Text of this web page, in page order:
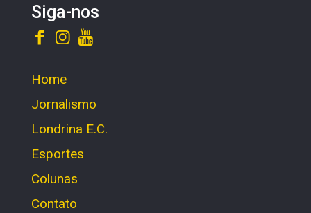
Siga-nos
Home
Jornalismo
Londrina E.C.
Esportes
Colunas
Contato